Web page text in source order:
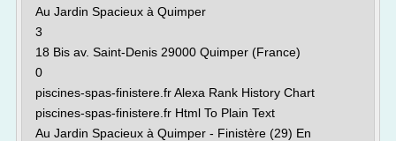
Au Jardin Spacieux à Quimper
3
18 Bis av. Saint-Denis 29000 Quimper (France)
0
piscines-spas-finistere.fr Alexa Rank History Chart
piscines-spas-finistere.fr Html To Plain Text
Au Jardin Spacieux à Quimper - Finistère (29) En